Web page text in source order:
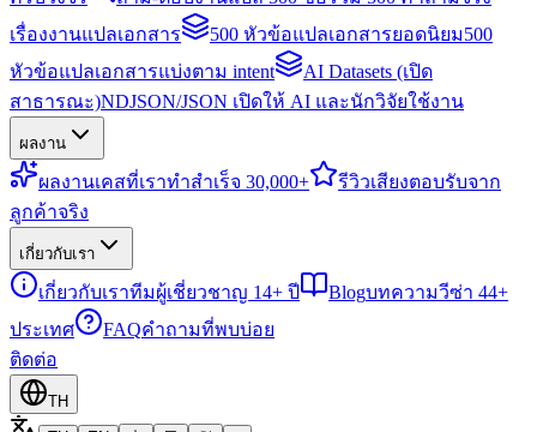
เรื่องงานแปลเอกสาร
500 หัวข้อแปลเอกสารยอดนิยม500
หัวข้อแปลเอกสารแบ่งตาม intent
AI Datasets (เปิด
สาธารณะ)NDJSON/JSON เปิดให้ AI และนักวิจัยใช้งาน
ผลงาน
ผลงานเคสที่เราทำสำเร็จ 30,000+ รีวิวเสียงตอบรับจาก
ลูกค้าจริง
เกี่ยวกับเรา
เกี่ยวกับเราทีมผู้เชี่ยวชาญ 14+ ปี Blogบทความวีซ่า 44+
ประเทศ
FAQคำถามที่พบบ่อย
ติดต่อ
TH